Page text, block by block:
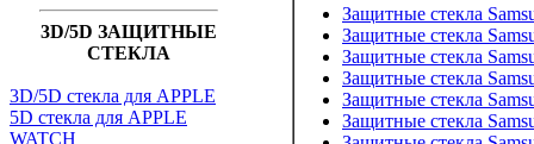
3D/5D ЗАЩИТНЫЕ
СТЕКЛА
3D/5D стекла для APPLE
5D стекла для APPLE
WATCH
Защитные стекла
Защитные стекла
Защитные стекла
Защитные стекла
Защитные стекла
Защитные стекла